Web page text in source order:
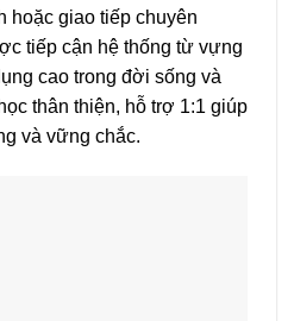
hoặc giao tiếp chuyên
tiếp cận hệ thống từ vựng
cao trong đời sống và
thân thiện, hỗ trợ 1:1 giúp
và vững chắc.